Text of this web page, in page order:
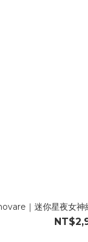
｜迷你星夜女神